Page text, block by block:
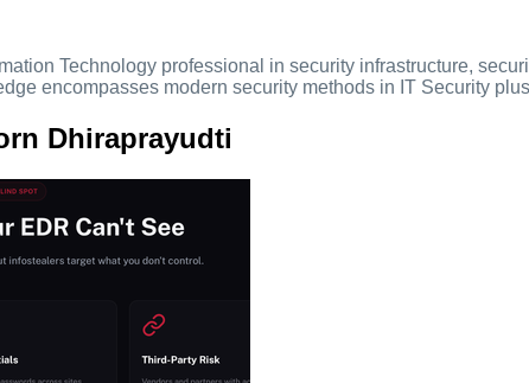
Technology professional in security infrastructure,
encompasses modern security methods in IT Security
Dhiraprayudti